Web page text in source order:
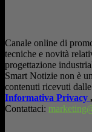
Canale online di
tecniche e novità
progettazione
Smart Notizie non è
contenuti ricevuti
Informativa Privacy ,
Contattaci: